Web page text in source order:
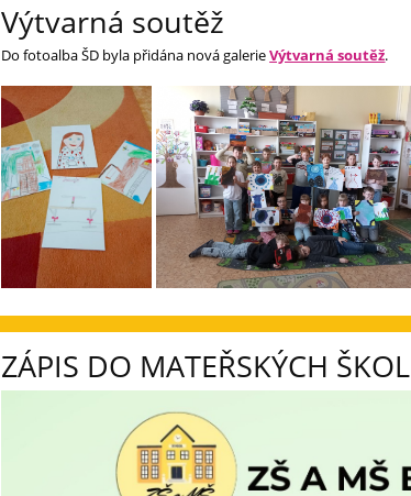
Výtvarná soutěž
Do fotoalba ŠD byla přidána nová galerieVýtvarná soutěž.
ZÁPIS DO MATEŘSKÝCH ŠKOL